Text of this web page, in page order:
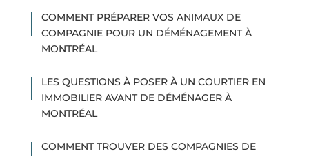
COMMENT PRÉPARER VOS ANIMAUX DE
COMPAGNIE POUR UN DÉMÉNAGEMENT À
MONTRÉAL
LES QUESTIONS À POSER À UN COURTIER EN
IMMOBILIER AVANT DE DÉMÉNAGER À
MONTRÉAL
COMMENT TROUVER DES COMPAGNIES DE